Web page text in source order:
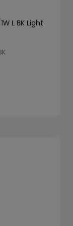
L BK Light